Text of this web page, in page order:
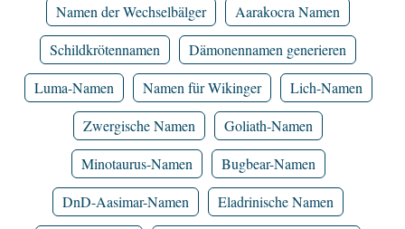
Namen der Wechselbälger
Aarakocra Namen
Schildkrötennamen
Dämonennamen generieren
Luma-Namen
Namen für Wikinger
Lich-Namen
Zwergische Namen
Goliath-Namen
Minotaurus-Namen
Bugbear-Namen
DnD-Aasimar-Namen
Eladrinische Namen